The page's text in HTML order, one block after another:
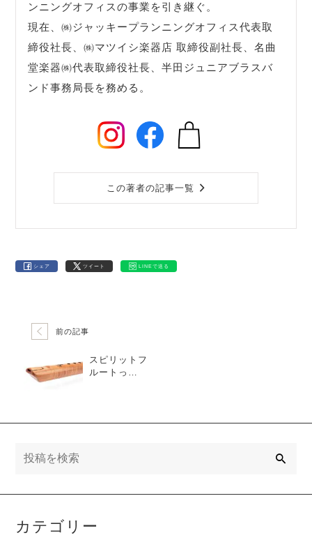
ンニングオフィスの事業を引き継ぐ。
現在、㈱ジャッキープランニングオフィス代表取
締役社長、㈱マツイシ楽器店 取締役副社長、名曲
堂楽器㈱代表取締役社長、半田ジュニアブラスバ
ンド事務局長を務める。
この著者の記事一覧
シェア ツイート LINEで送る
前の記事
スピリットフ
ルートっ
カテゴリー